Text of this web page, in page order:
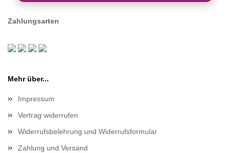
Zahlungsarten
Mehr über...
Impressum
Vertrag widerrufen
Widerrufsbelehrung und Widerrufsformular
Zahlung und Versand